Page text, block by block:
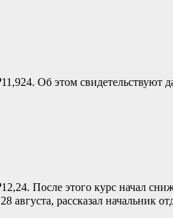
Об этом
После этого курс начал
рассказал начальник